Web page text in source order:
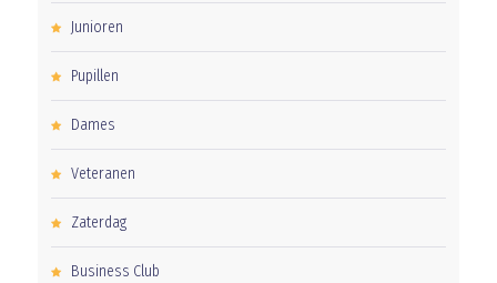
Junioren
Pupillen
Dames
Veteranen
Zaterdag
Business Club